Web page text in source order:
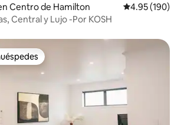
Centro de Hamilton Calificación
4.95 (190)
Central y Lujo -Por KOSH